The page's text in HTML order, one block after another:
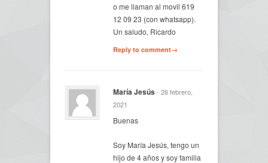
o me llaman al movil 619
12 09 23 (con whatsapp).
Un saludo, Ricardo
Reply to comment→
María Jesús - 26 febrero,
2021
Buenas
Soy María Jesús, tengo un
hijo de 4 años y soy familia